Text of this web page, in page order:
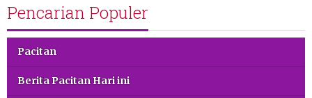
Pencarian Populer
Pacitan
Berita Pacitan Hari ini